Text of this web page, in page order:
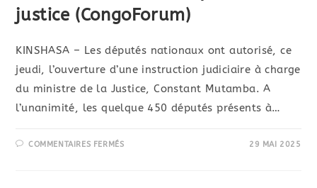
justice (CongoForum)
KINSHASA – Les députés nationaux ont autorisé, ce
jeudi, l’ouverture d’une instruction judiciaire à charge
du ministre de la Justice, Constant Mutamba. A
l’unanimité, les quelque 450 députés présents à…
COMMENTAIRES FERMÉS 29 MAI 2025